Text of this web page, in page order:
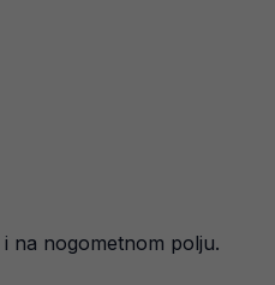
na nogometnom polju.